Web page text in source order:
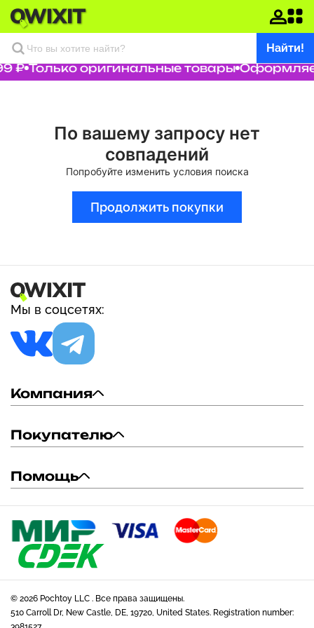
Найти!
₽ Только оригинальные товары
По вашему запросу нет
совпадений
Попробуйте изменить условия поиска
Продолжить покупки
Мы в соцсетях:
Компания
Покупателю
Помощь
© 2026 Pochtoy LLC . Все права защищены.
510 Carroll Dr, New Castle, DE, 19720, United States. Registration number: